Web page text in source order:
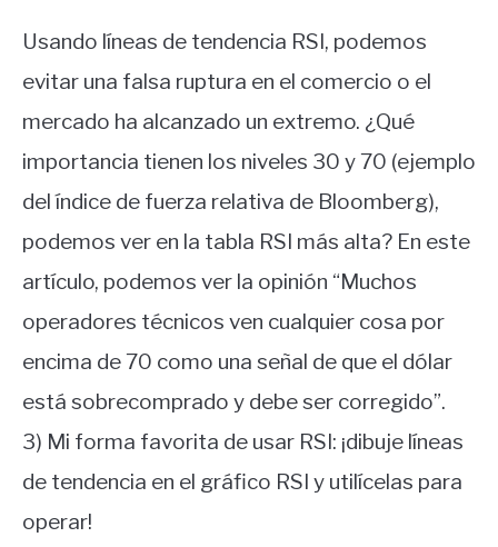
Usando líneas de tendencia RSI, podemos
evitar una falsa ruptura en el comercio o el
mercado ha alcanzado un extremo. ¿Qué
importancia tienen los niveles 30 y 70 (ejemplo
del índice de fuerza relativa de Bloomberg),
podemos ver en la tabla RSI más alta? En este
artículo, podemos ver la opinión “Muchos
operadores técnicos ven cualquier cosa por
encima de 70 como una señal de que el dólar
está sobrecomprado y debe ser corregido”.
3) Mi forma favorita de usar RSI: ¡dibuje líneas
de tendencia en el gráfico RSI y utilícelas para
operar!